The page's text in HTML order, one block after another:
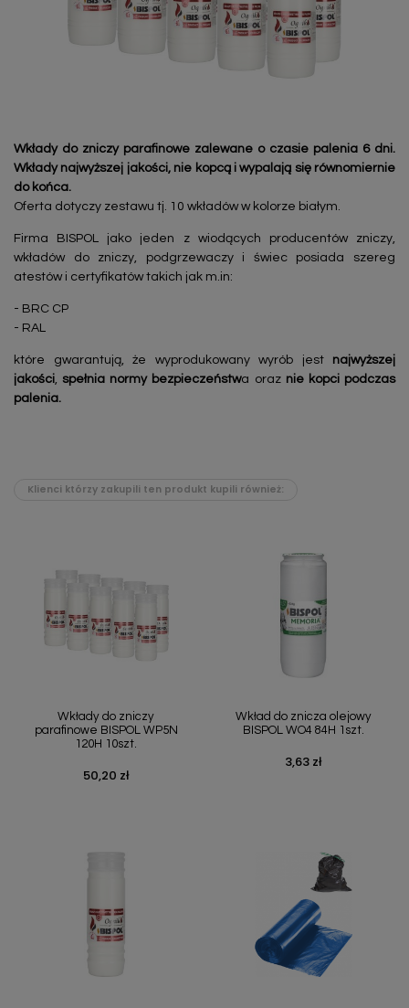
Wkłady do zniczy parafinowe zalewane o czasie palenia 6 dni.
Wkłady najwyższej jakości, nie kopcą i wypalają się równomiernie
do końca.
Oferta dotyczy zestawu tj. 10 wkładów w kolorze białym.
Firma BISPOL jako jeden z wiodących producentów zniczy,
wkładów do zniczy, podgrzewaczy i świec posiada szereg
atestów i certyfikatów takich jak m.in:
- BRC CP
- RAL
które gwarantują, że wyprodukowany wyrób jest najwyższej
jakości ,spełnia normy bezpieczeństwa oraz nie kopci podczas
palenia.
Klienci którzy zakupili ten produkt kupili również:
Wkłady do zniczy
parafinowe BISPOL WP5N
120H 10szt.
Cena
50,20 zł
Wkład do znicza olejowy
BISPOL WO4 84H 1szt.
Cena
3,63 zł